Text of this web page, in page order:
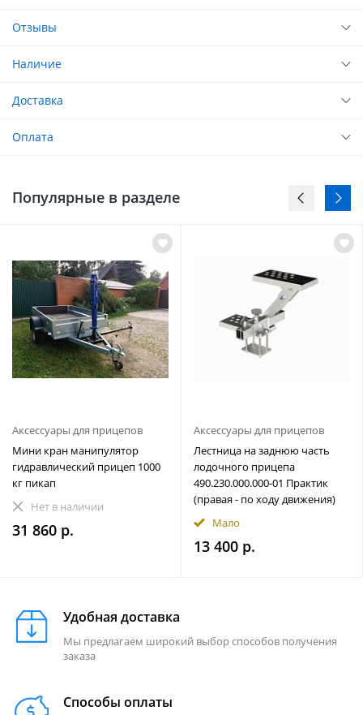
Отзывы
Наличие
Доставка
Оплата
Популярные в разделе
Аксессуары для прицепов
Мини кран манипулятор
гидравлический прицеп 1000
кг пикап
Нет в наличии
31 860 р.
Аксессуары для прицепов
Лестница на заднюю часть
лодочного прицепа
490.230.000.000-01 Практик
(правая - по ходу движения)
Мало
13 400 р.
Удобная доставка
Мы предлагаем широкий выбор способов получения
заказа
Способы оплаты